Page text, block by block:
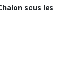
sous les